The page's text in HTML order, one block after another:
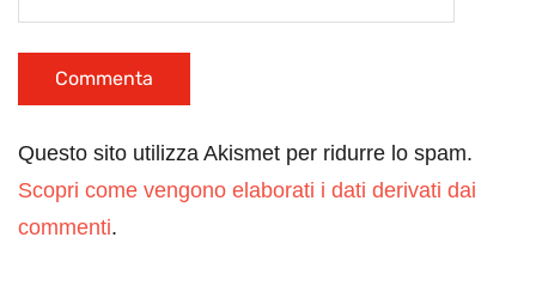
Questo sito utilizza Akismet per ridurre lo spam.
Scopri come vengono elaborati i dati derivati dai
commenti.